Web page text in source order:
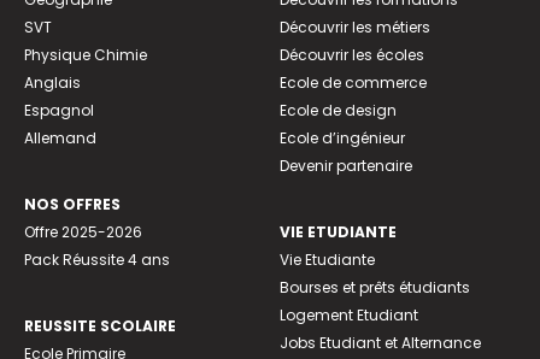
SVT
Physique Chimie
Anglais
Espagnol
Allemand
NOS OFFRES
Offre 2025-2026
Pack Réussite 4 ans
REUSSITE SCOLAIRE
Ecole Primaire
Découvrir les métiers
Découvrir les écoles
Ecole de commerce
Ecole de design
Ecole d’ingénieur
Devenir partenaire
VIE ETUDIANTE
Vie Etudiante
Bourses et prêts étudiants
Logement Etudiant
Jobs Etudiant et Alternance